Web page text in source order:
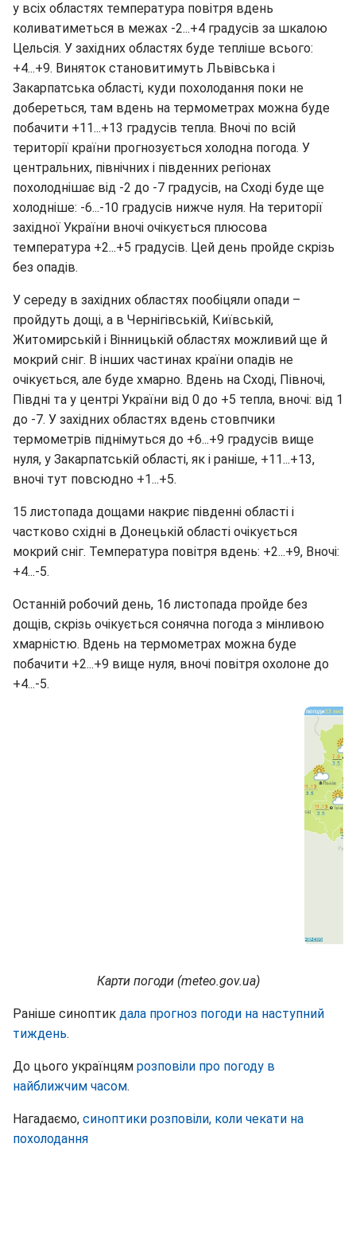
у всіх областях температура повітря вдень
коливатиметься в межах -2...+4 градусів за шкалою
Цельсія. У західних областях буде тепліше всього:
+4...+9. Виняток становитимуть Львівська і
Закарпатська області, куди похолодання поки не
добереться, там вдень на термометрах можна буде
побачити +11...+13 градусів тепла. Вночі по всій
території країни прогнозується холодна погода. У
центральних, північних і південних регіонах
похолоднішає від -2 до -7 градусів, на Сході буде ще
холодніше: -6...-10 градусів нижче нуля. На території
західної України вночі очікується плюсова
температура +2...+5 градусів. Цей день пройде скрізь
без опадів.
У середу в західних областях пообіцяли опади –
пройдуть дощі, а в Чернігівській, Київській,
Житомирській і Вінницькій областях можливий ще й
мокрий сніг. В інших частинах країни опадів не
очікується, але буде хмарно. Вдень на Сході, Півночі,
Півдні та у центрі України від 0 до +5 тепла, вночі: від 1
до -7. У західних областях вдень стовпчики
термометрів піднімуться до +6...+9 градусів вище
нуля, у Закарпатській області, як і раніше, +11...+13,
вночі тут повсюдно +1...+5.
15 листопада дощами накриє південні області і
частково східні в Донецькій області очікується
мокрий сніг. Температура повітря вдень: +2...+9, Вночі:
+4...-5.
Останній робочий день, 16 листопада пройде без
дощів, скрізь очікується сонячна погода з мінливою
хмарністю. Вдень на термометрах можна буде
побачити +2...+9 вище нуля, вночі повітря охолоне до
+4...-5.
Карти погоди (meteo.gov.ua)
Раніше синоптик дала прогноз погоди на наступний
тиждень.
До цього українцям розповіли про погоду в
найближчим часом.
Нагадаємо, синоптики розповіли, коли чекати на
похолодання